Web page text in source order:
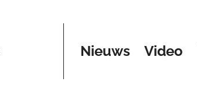
Nieuws Video